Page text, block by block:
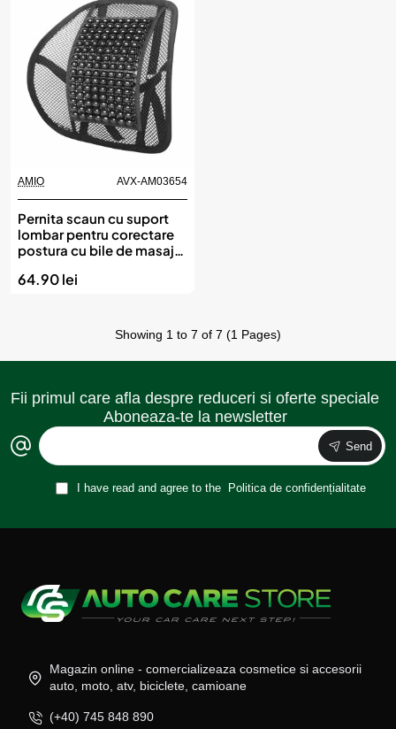
AMIO AVX-AM03654
Pernita scaun cu suport
lombar pentru corectare
postura cu bile de masaj,
culoare Neagra, AMIO
64.90 lei
Showing 1 to 7 of 7 (1 Pages)
Fii primul care afla despre reduceri si oferte speciale
Aboneaza-te la newsletter
Send
I have read and agree to the Politica de confidențialitate
Magazin online - comercializeaza cosmetice si accesorii
auto, moto, atv, biciclete, camioane
(+40) 745 848 890